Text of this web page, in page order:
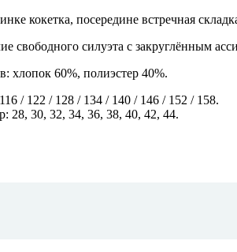
кокетка, посередине встречная
свободного силуэта с закруглённым
хлопок 60%, полиэстер 40%.
/ 122 / 128 / 134 / 140 / 146 / 152 / 158.
28, 30, 32, 34, 36, 38, 40, 42, 44.